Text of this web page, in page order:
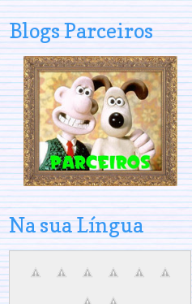
Blogs Parceiros
Na sua Língua